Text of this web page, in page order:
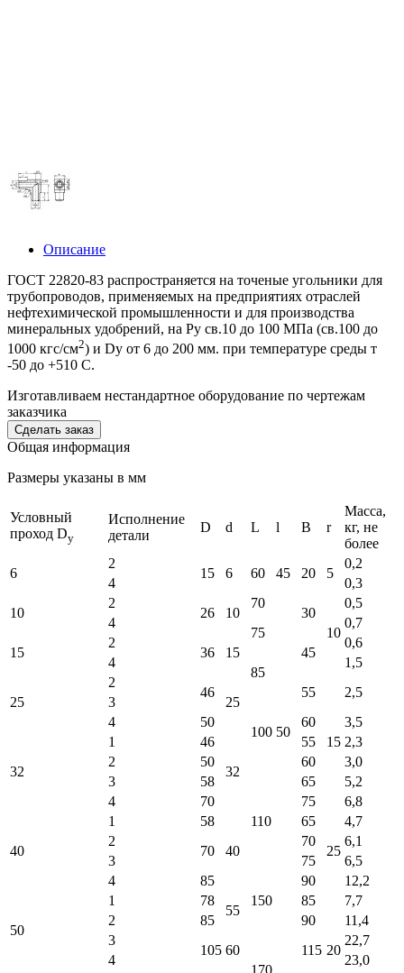
Описание
ГОСТ 22820-83 распространяется на точеные угольники для
трубопроводов, применяемых на предприятиях отраслей
нефтехимической промышленности и для производства
минеральных удобрений, на Ру св.10 до 100 МПа (св.100 до
1000 кгс/см2) и Dy от 6 до 200 мм. при температуре среды т
-50 до +510 С.
Изготавливаем нестандартное оборудование по чертежам
заказчика
Cделать заказ
Общая информация
Размеры указаны в мм
Условный
проход Dy
Исполнение
детали
D d L l B r
Масса,
кг, не
более
6
2
15 6 60 45 20 5
0,2
4
0,3
10
2
26 10
70
50
30
10
0,5
4
75
0,7
15
2
36 15 45
0,6
4
85
1,5
25
2
46
25
55
15
2,5
3
100
4 50 60 3,5
32
1
46
32
55
2,3
2
50 60
3,0
3
58
110
65
5,2
4
70 75 6,8
40
1
58
40
65
25
4,7
2
70
70
6,1
3
75
6,5
4
85
150
90 12,2
50
1 78
55
85
20
7,7
2
85 90
11,4
3
105 60
115
22,7
4
23,0